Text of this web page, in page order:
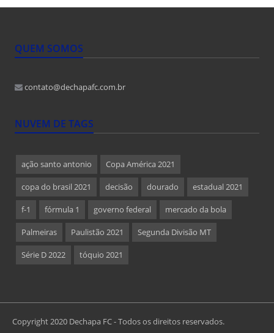
QUEM SOMOS
contato@dechapafc.com.br
NUVEM DE TAGS
ação santo antonio Copa América 2021
copa do brasil 2021 decisão dourado estadual 2021
f-1 fórmula 1 governo federal mercado da bola
Palmeiras Paulistão 2021 Segunda Divisão MT
Série D 2022 tóquio 2021
Copyright 2020 Dechapa FC - Todos os direitos reservados.